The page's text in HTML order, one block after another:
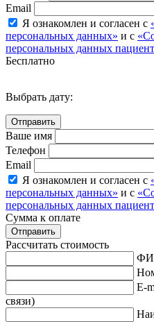
Email
Я ознакомлен и согласен с
персональных данных» и с
персональных данных
Бесплатно
Выбрать дату:
Ваше имя
Телефон
Email
Я ознакомлен и согласен с
персональных данных» и с
персональных данных
Сумма к оплате
Рассчитать стоимость
E-
связи)